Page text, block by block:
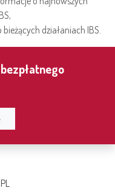
działaniach IBS.
PL